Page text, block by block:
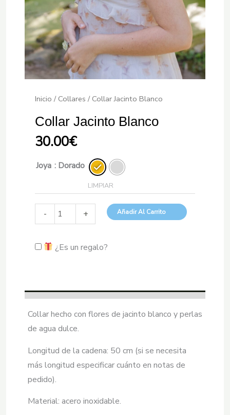
Inicio / Collares / Collar Jacinto Blanco
Collar Jacinto Blanco
30.00€
Joya : Dorado
LIMPIAR
-
Jacinto
cantidad
+ Añadir Al Carrito
¿Es un regalo?
Collar hecho con flores de jacinto blanco y perlas
de agua dulce.
Longitud de la cadena: 50 cm (si se necesita
más longitud especificar cuánto en notas de
pedido).
Material: acero inoxidable.